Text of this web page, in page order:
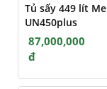
Tủ sấy 449 lít
UN450plus
87,000,000
đ